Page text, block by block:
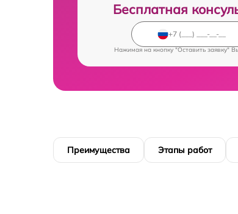
Бесплатная
Нажимая на кнопку "Оставить заявку"
Преимущества Этапы работ